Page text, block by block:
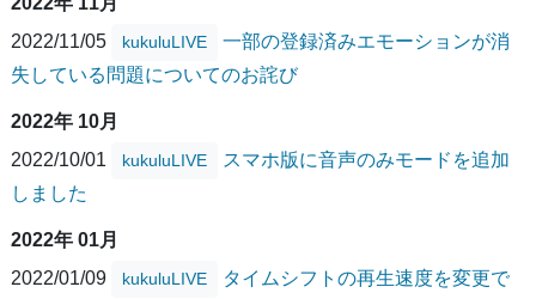
2022/11/05
kukuluLIVE
一部の登録済みエモーションが消
失している問題についてのお詫び
2022年 10月
2022/10/01
kukuluLIVE
スマホ版に音声のみモードを追加
しました
2022年 01月
2022/01/09
kukuluLIVE
タイムシフトの再生速度を変更で